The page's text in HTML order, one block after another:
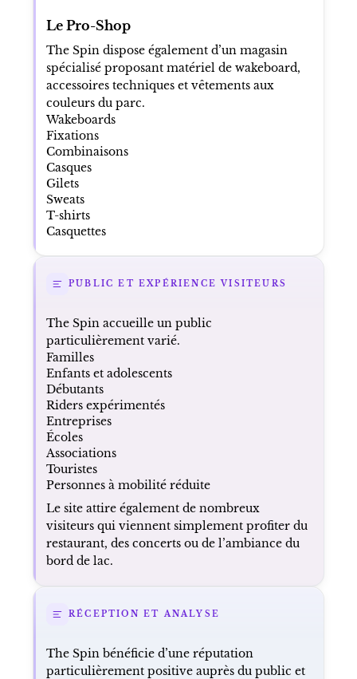
Le Pro-Shop
The Spin dispose également d’un magasin
spécialisé proposant matériel de wakeboard,
accessoires techniques et vêtements aux
couleurs du parc.
Wakeboards
Fixations
Combinaisons
Casques
Gilets
Sweats
T-shirts
Casquettes
PUBLIC ET EXPÉRIENCE VISITEURS
The Spin accueille un public
particulièrement varié.
Familles
Enfants et adolescents
Débutants
Riders expérimentés
Entreprises
Écoles
Associations
Touristes
Personnes à mobilité réduite
Le site attire également de nombreux
visiteurs qui viennent simplement profiter du
restaurant, des concerts ou de l’ambiance du
bord de lac.
RÉCEPTION ET ANALYSE
The Spin bénéficie d’une réputation
particulièrement positive auprès du public et